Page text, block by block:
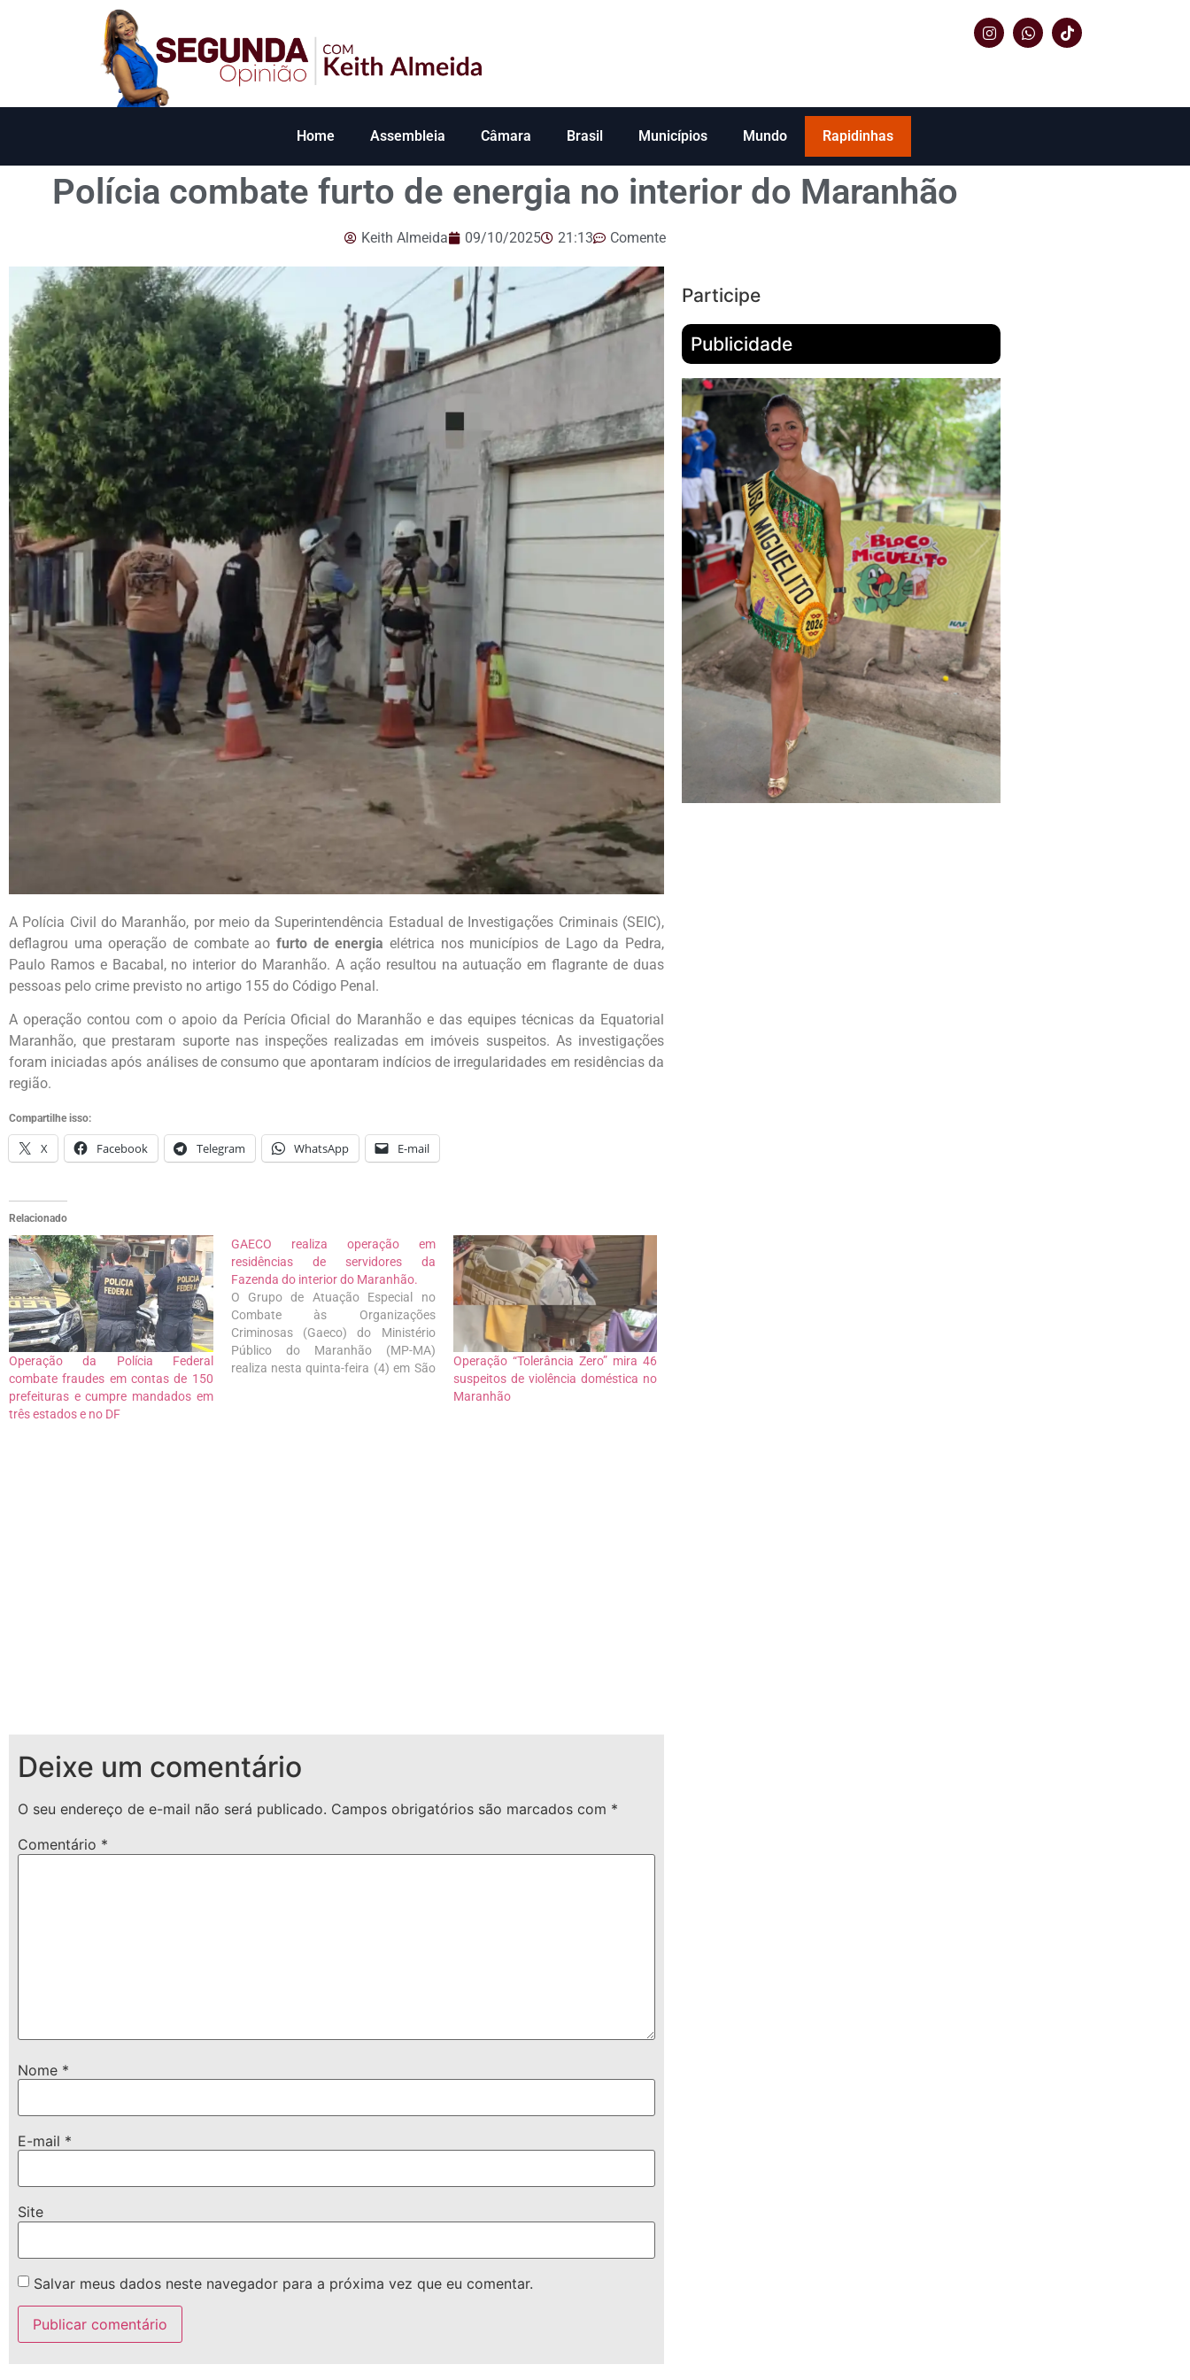
Home Assembleia Câmara Brasil Municípios Mundo Rapidinhas
Polícia combate furto de energia no interior do Maranhão
Keith Almeida 09/10/2025 21:13 Comente
A Polícia Civil do Maranhão, por meio da Superintendência Estadual de Investigações Criminais (SEIC),
deflagrou uma operação de combate ao furto de energia elétrica nos municípios de Lago da Pedra,
Paulo Ramos e Bacabal, no interior do Maranhão. A ação resultou na autuação em flagrante de duas
pessoas pelo crime previsto no artigo 155 do Código Penal.
A operação contou com o apoio da Perícia Oficial do Maranhão e das equipes técnicas da Equatorial
Maranhão, que prestaram suporte nas inspeções realizadas em imóveis suspeitos. As investigações
foram iniciadas após análises de consumo que apontaram indícios de irregularidades em residências da
região.
Compartilhe isso:
X Facebook Telegram WhatsApp E-mail
Relacionado
Operação da Polícia Federal
combate fraudes em contas de 150
prefeituras e cumpre mandados em
três estados e no DF
GAECO realiza operação em
residências de servidores da
Fazenda do interior do Maranhão.
O Grupo de Atuação Especial no
Combate às Organizações
Criminosas (Gaeco) do Ministério
Público do Maranhão (MP-MA)
realiza nesta quinta-feira (4) em São
Operação “Tolerância Zero” mira 46
suspeitos de violência doméstica no
Maranhão
Deixe um comentário
O seu endereço de e-mail não será publicado. Campos obrigatórios são marcados com *
Comentário *
Nome *
E-mail *
Site
Salvar meus dados neste navegador para a próxima vez que eu comentar.
Participe
Publicidade